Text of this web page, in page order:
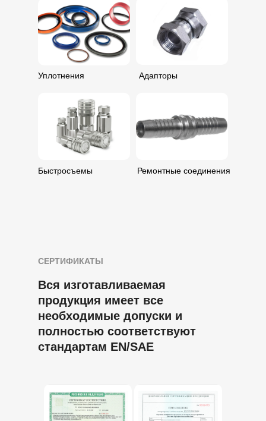
Уплотнения Адапторы
Быстросъемы Ремонтные соединения
СЕРТИФИКАТЫ
Вся изготавливаемая
продукция имеет все
необходимые допуски и
полностью соответствуют
стандартам EN/SAE